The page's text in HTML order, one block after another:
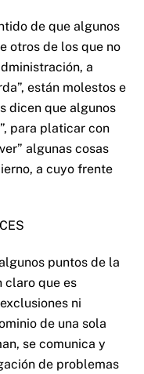
de que algunos
otros de los que no
a
están molestos e
dicen que algunos
para platicar con
algunas cosas
a cuyo frente
puntos de la
claro que es
ni
de una sola
se comunica y
de problemas